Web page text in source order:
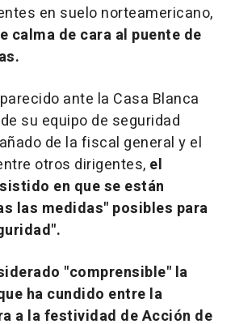
en suelo norteamericano,
calma de cara al puente de
ante la Casa Blanca
su equipo de seguridad
de la fiscal general y el
otros dirigentes, el
en que se están
las medidas" posibles para
"comprensible" la
ha cundido entre la
a la festividad de Acción de